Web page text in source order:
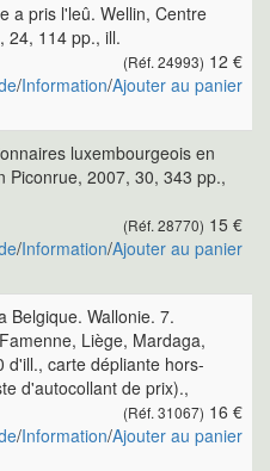
a pris l'leû. Wellin, Centre
24, 114 pp., ill.
(Réf. 24993) 12 €
/Information/Ajouter au panier
luxembourgeois en
Piconrue, 2007, 30, 343 pp.,
(Réf. 28770) 15 €
/Information/Ajouter au panier
Belgique. Wallonie. 7.
Liège, Mardaga,
d'ill., carte dépliante hors-
d'autocollant de prix).,
(Réf. 31067) 16 €
/Information/Ajouter au panier